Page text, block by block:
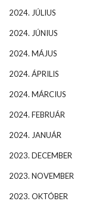
2024. JÚLIUS
2024. JÚNIUS
2024. MÁJUS
2024. ÁPRILIS
2024. MÁRCIUS
2024. FEBRUÁR
2024. JANUÁR
2023. DECEMBER
2023. NOVEMBER
2023. OKTÓBER